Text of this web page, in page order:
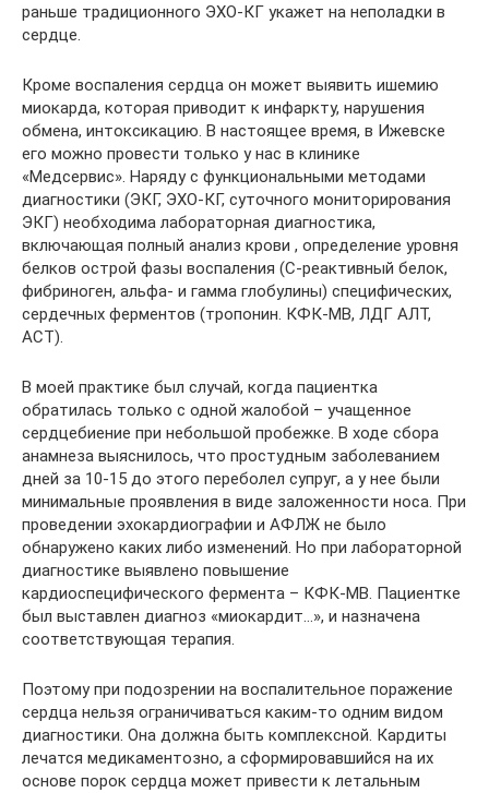
раньше традиционного ЭХО-КГ укажет на неполадки в
сердце.
Кроме воспаления сердца он может выявить ишемию
миокарда, которая приводит к инфаркту, нарушения
обмена, интоксикацию. В настоящее время, в Ижевске
его можно провести только у нас в клинике
«Медсервис». Наряду с функциональными методами
диагностики (ЭКГ, ЭХО-КГ, суточного мониторирования
ЭКГ) необходима лабораторная диагностика,
включающая полный анализ крови , определение уровня
белков острой фазы воспаления (С-реактивный белок,
фибриноген, альфа- и гамма глобулины) специфических,
сердечных ферментов (тропонин. КФК-МВ, ЛДГ АЛТ,
АСТ).
В моей практике был случай, когда пациентка
обратилась только с одной жалобой – учащенное
сердцебиение при небольшой пробежке. В ходе сбора
анамнеза выяснилось, что простудным заболеванием
дней за 10-15 до этого переболел супруг, а у нее были
минимальные проявления в виде заложенности носа. При
проведении эхокардиографии и АФЛЖ не было
обнаружено каких либо изменений. Но при лабораторной
диагностике выявлено повышение
кардиоспецифического фермента – КФК-МВ. Пациентке
был выставлен диагноз «миокардит…», и назначена
соответствующая терапия.
Поэтому при подозрении на воспалительное поражение
сердца нельзя ограничиваться каким-то одним видом
диагностики. Она должна быть комплексной. Кардиты
лечатся медикаментозно, а сформировавшийся на их
основе порок сердца может привести к летальным